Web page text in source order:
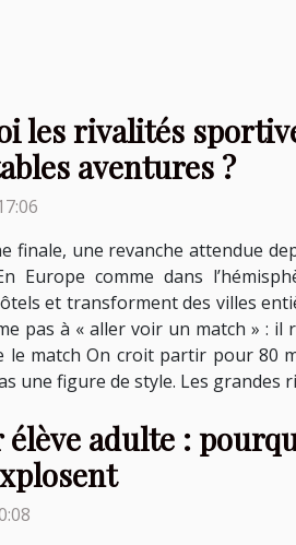
les rivalités
aventures ?
finale, une revanche attendue
Europe comme dans
et transforment des villes
pas à « aller voir un match » :
le match On croit partir pour
une figure de style. Les
élève adulte :